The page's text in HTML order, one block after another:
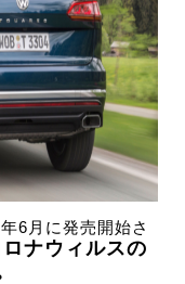
6月に発売開始さ
ナウィルスの